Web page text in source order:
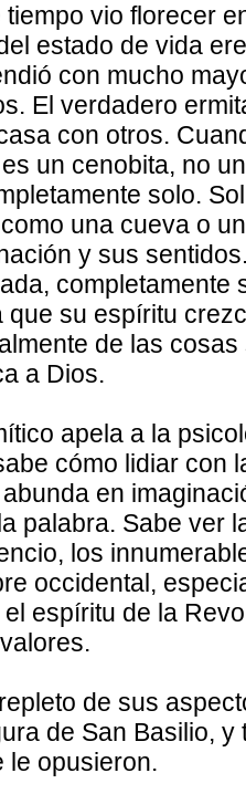
vio florecer
estado de vida
con mucho
El verdadero
con otros.
un cenobita, no
solo.
una cueva o
y sus
completamente
que su espíritu
de las cosas
a Dios.
apela a la
cómo lidiar con
en
palabra. Sabe ver
los
occidental,
espíritu de la
de sus
de San Basilio, y
le opusieron.